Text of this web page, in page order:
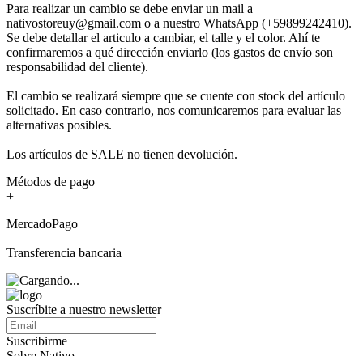
Para realizar un cambio se debe enviar un mail a
nativostoreuy@gmail.com o a nuestro WhatsApp (+59899242410).
Se debe detallar el articulo a cambiar, el talle y el color. Ahí te
confirmaremos a qué dirección enviarlo (los gastos de envío son
responsabilidad del cliente).
El cambio se realizará siempre que se cuente con stock del artículo
solicitado. En caso contrario, nos comunicaremos para evaluar las
alternativas posibles.
Los artículos de SALE no tienen devolución.
Métodos de pago
+
MercadoPago
Transferencia bancaria
Suscríbite a nuestro newsletter
Suscribirme